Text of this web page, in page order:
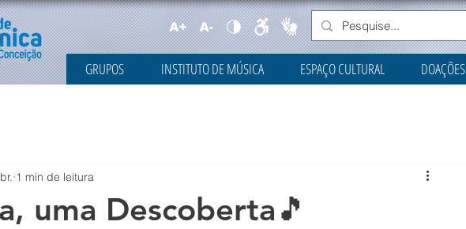
GRUPOS INSTITUTO DE MÚSICA ESPAÇO CULTURAL DOAÇÕES
uma Descoberta🎵
1 min de leitura